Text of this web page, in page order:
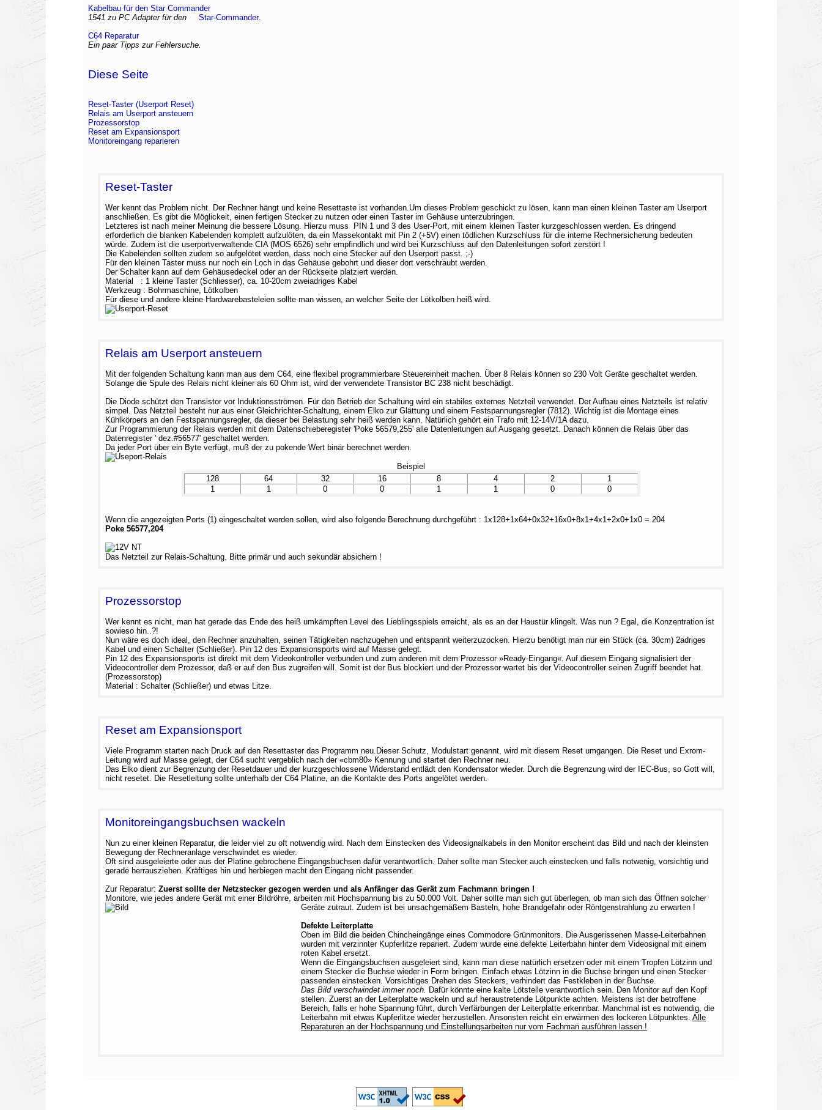
Kabelbau für den Star Commander
1541 zu PC Adapter für den
Star-Commander.
C64 Reparatur
Ein paar Tipps zur Fehlersuche.
Diese Seite
Reset-Taster (Userport Reset)
Relais am Userport ansteuern
Prozessorstop
Reset am Expansionsport
Monitoreingang reparieren
Reset-Taster
Wer kennt das Problem nicht. Der Rechner hängt und keine Resettaste ist vorhanden.Um dieses Problem geschickt zu lösen, kann man einen kleinen Taster am Userport
anschließen. Es gibt die Möglickeit, einen fertigen Stecker zu nutzen oder einen Taster im Gehäuse unterzubringen.
Letzteres ist nach meiner Meinung die bessere Lösung. Hierzu muss PIN 1 und 3 des User-Port, mit einem kleinen Taster kurzgeschlossen werden. Es dringend
erforderlich die blanken Kabelenden komplett aufzulöten, da ein Massekontakt mit Pin 2 (+5V) einen tödlichen Kurzschluss für die interne Rechnersicherung bedeuten
würde. Zudem ist die userportverwaltende CIA (MOS 6526) sehr empfindlich und wird bei Kurzschluss auf den Datenleitungen sofort zerstört !
Die Kabelenden sollten zudem so aufgelötet werden, dass noch eine Stecker auf den Userport passt. ;-)
Für den kleinen Taster muss nur noch ein Loch in das Gehäuse gebohrt und dieser dort verschraubt werden.
Der Schalter kann auf dem Gehäusedeckel oder an der Rückseite platziert werden.
Material : 1 kleine Taster (Schliesser), ca. 10-20cm zweiadriges Kabel
Werkzeug : Bohrmaschine, Lötkolben
Für diese und andere kleine Hardwarebasteleien sollte man wissen, an welcher Seite der Lötkolben heiß wird.
Relais am Userport ansteuern
Mit der folgenden Schaltung kann man aus dem C64, eine flexibel programmierbare Steuereinheit machen. Über 8 Relais können so 230 Volt Geräte geschaltet werden.
Solange die Spule des Relais nicht kleiner als 60 Ohm ist, wird der verwendete Transistor BC 238 nicht beschädigt.
Die Diode schützt den Transistor vor Induktionsströmen. Für den Betrieb der Schaltung wird ein stabiles externes Netzteil verwendet. Der Aufbau eines Netzteils ist relativ
simpel. Das Netzteil besteht nur aus einer Gleichrichter-Schaltung, einem Elko zur Glättung und einem Festspannungsregler (7812). Wichtig ist die Montage eines
Kühlkörpers an den Festspannungsregler, da dieser bei Belastung sehr heiß werden kann. Natürlich gehört ein Trafo mit 12-14V/1A dazu.
Zur Programmierung der Relais werden mit dem Datenschieberegister 'Poke 56579,255' alle Datenleitungen auf Ausgang gesetzt. Danach können die Relais über das
Datenregister ' dez.#56577' geschaltet werden.
Da jeder Port über ein Byte verfügt, muß der zu pokende Wert binär berechnet werden.
Beispiel
128
64 32 16 8 4 2
1
1
1 0 0 1 1 0 0
Wenn die angezeigten Ports (1) eingeschaltet werden sollen, wird also folgende Berechnung durchgeführt : 1x128+1x64+0x32+16x0+8x1+4x1+2x0+1x0 = 204
Poke 56577,204
Das Netzteil zur Relais-Schaltung. Bitte primär und auch sekundär absichern !
Prozessorstop
Wer kennt es nicht, man hat gerade das Ende des heiß umkämpften Level des Lieblingsspiels erreicht, als es an der Haustür klingelt. Was nun ? Egal, die Konzentration ist
sowieso hin..?!
Nun wäre es doch ideal, den Rechner anzuhalten, seinen Tätigkeiten nachzugehen und entspannt weiterzuzocken. Hierzu benötigt man nur ein Stück (ca. 30cm) 2adriges
Kabel und einen Schalter (Schließer). Pin 12 des Expansionsports wird auf Masse gelegt.
Pin 12 des Expansionsports ist direkt mit dem Videokontroller verbunden und zum anderen mit dem Prozessor »Ready-Eingang«. Auf diesem Eingang signalisiert der
Videocontroller dem Prozessor, daß er auf den Bus zugreifen will. Somit ist der Bus blockiert und der Prozessor wartet bis der Videocontroller seinen Zugriff beendet hat.
(Prozessorstop)
Material : Schalter (Schließer) und etwas Litze.
Reset am Expansionsport
Viele Programm starten nach Druck auf den Resettaster das Programm neu.Dieser Schutz, Modulstart genannt, wird mit diesem Reset umgangen. Die Reset und Exrom-
Leitung wird auf Masse gelegt, der C64 sucht vergeblich nach der «cbm80» Kennung und startet den Rechner neu.
Das Elko dient zur Begrenzung der Resetdauer und der kurzgeschlossene Widerstand entlädt den Kondensator wieder. Durch die Begrenzung wird der IEC-Bus, so Gott will,
nicht resetet. Die Resetleitung sollte unterhalb der C64 Platine, an die Kontakte des Ports angelötet werden.
Monitoreingangsbuchsen wackeln
Nun zu einer kleinen Reparatur, die leider viel zu oft notwendig wird. Nach dem Einstecken des Videosignalkabels in den Monitor erscheint das Bild und nach der kleinsten
Bewegung der Rechneranlage verschwindet es wieder.
Oft sind ausgeleierte oder aus der Platine gebrochene Eingangsbuchsen dafür verantwortlich. Daher sollte man Stecker auch einstecken und falls notwenig, vorsichtig und
gerade herrausziehen. Kräftiges hin und herbiegen macht den Eingang nicht passender.
Zur Reparatur: Zuerst sollte der Netzstecker gezogen werden und als Anfänger das Gerät zum Fachmann bringen !
Monitore, wie jedes andere Gerät mit einer Bildröhre, arbeiten mit Hochspannung bis zu 50.000 Volt. Daher sollte man sich gut überlegen, ob man sich das Öffnen solcher
Geräte zutraut. Zudem ist bei unsachgemäßem Basteln, hohe Brandgefahr oder Röntgenstrahlung zu erwarten !
Defekte Leiterplatte
Oben im Bild die beiden Chincheingänge eines Commodore Grünmonitors. Die Ausgerissenen Masse-Leiterbahnen
wurden mit verzinnter Kupferlitze repariert. Zudem wurde eine defekte Leiterbahn hinter dem Videosignal mit einem
roten Kabel ersetzt.
Wenn die Eingangsbuchsen ausgeleiert sind, kann man diese natürlich ersetzen oder mit einem Tropfen Lötzinn und
einem Stecker die Buchse wieder in Form bringen. Einfach etwas Lötzinn in die Buchse bringen und einen Stecker
passenden einstecken. Vorsichtiges Drehen des Steckers, verhindert das Festkleben in der Buchse.
Das Bild verschwindet immer noch. Dafür könnte eine kalte Lötstelle verantwortlich sein. Den Monitor auf den Kopf
stellen. Zuerst an der Leiterplatte wackeln und auf heraustretende Lötpunkte achten. Meistens ist der betroffene
Bereich, falls er hohe Spannung führt, durch Verfärbungen der Leiterplatte erkennbar. Manchmal ist es notwendig, die
Leiterbahn mit etwas Kupferlitze wieder herzustellen. Ansonsten reicht ein erwärmen des lockeren Lötpunktes. Alle
Reparaturen an der Hochspannung und Einstellungsarbeiten nur vom Fachman ausführen lassen !